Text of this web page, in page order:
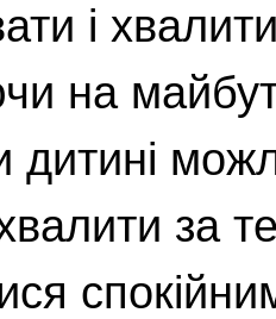
і
на
дитині
за